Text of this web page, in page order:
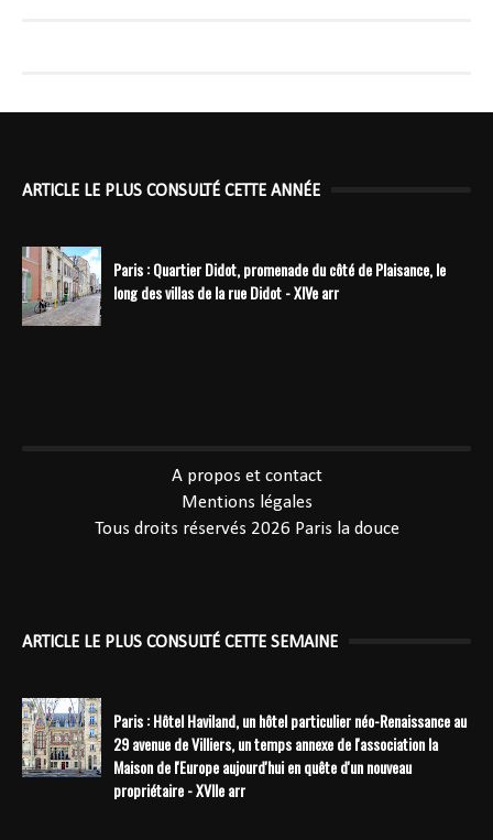
ARTICLE LE PLUS CONSULTÉ CETTE ANNÉE
Paris : Quartier Didot, promenade du côté de Plaisance, le
long des villas de la rue Didot - XIVe arr
A propos et contact
Mentions légales
Tous droits réservés 2026 Paris la douce
ARTICLE LE PLUS CONSULTÉ CETTE SEMAINE
Paris : Hôtel Haviland, un hôtel particulier néo-Renaissance au
29 avenue de Villiers, un temps annexe de l'association la
Maison de l'Europe aujourd'hui en quête d'un nouveau
propriétaire - XVIIe arr